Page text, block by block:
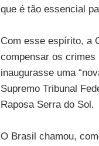
que é tão essencial
Com esse espírito, a
compensar os
inaugurasse uma
Supremo Tribunal
Raposa Serra do Sol.
O Brasil chamou,